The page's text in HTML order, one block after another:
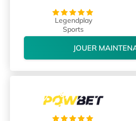
Legendplay
Sports
JOUER